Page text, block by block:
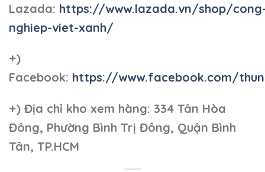
Lazada: https://www.lazada.vn/shop/
nghiep-viet-xanh/
+)
Facebook: https://www.facebook.com/
+) Địa chỉ kho xem hàng: 334 Tân Hòa
Đông, Phường Bình Trị Đông, Quận Bình
Tân, TP.HCM